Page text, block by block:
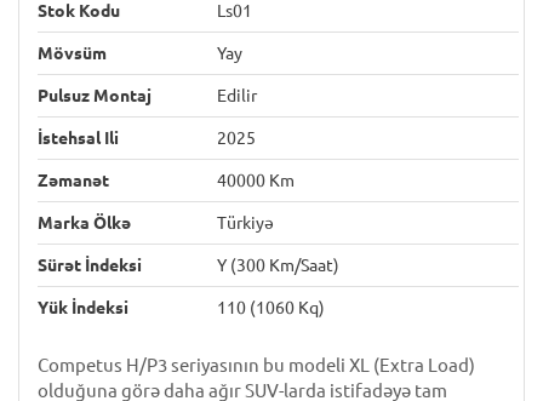
Stok Kodu Ls01
Mövsüm Yay
Pulsuz Montaj Edilir
İstehsal Ili 2025
Zəmanət 40000 Km
Marka Ölkə Türkiyə
Sürət İndeksi Y (300 Km/saat)
Yük İndeksi 110 (1060 Kq)
Competus H/P3 seriyasının bu modeli XL (Extra Load)
olduğuna görə daha ağır SUV-larda istifadəyə tam